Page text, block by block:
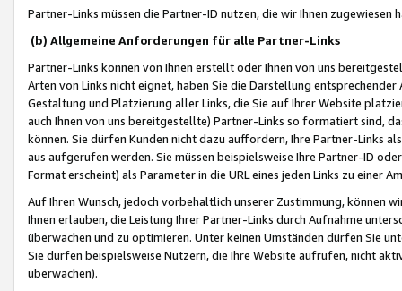
Partner-Links müssen die Partner-ID nutzen, die wir Ihnen zugewiesen
(b) Allgemeine Anforderungen für alle Partner-Links
Partner-Links können von Ihnen erstellt oder Ihnen von uns
Arten von Links nicht eignet, haben Sie die Darstellung
Gestaltung und Platzierung aller Links, die Sie auf Ihrer Website
auch Ihnen von uns bereitgestellte) Partner-Links so formatiert sind,
können. Sie dürfen Kunden nicht dazu auffordern, Ihre Partner-Links
aus aufgerufen werden. Sie müssen beispielsweise Ihre Partner-ID
Format erscheint) als Parameter in die URL eines jeden Links zu einer
Auf Ihren Wunsch, jedoch vorbehaltlich unserer Zustimmung, können
Ihnen erlauben, die Leistung Ihrer Partner-Links durch Aufnahme
überwachen und zu optimieren. Unter keinen Umständen dürfen Sie
Sie dürfen beispielsweise Nutzern, die Ihre Website aufrufen, nicht
überwachen).